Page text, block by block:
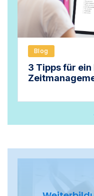
Blog
3 Tipps für